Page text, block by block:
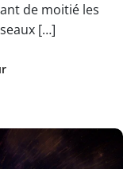
de moitié les
[…]